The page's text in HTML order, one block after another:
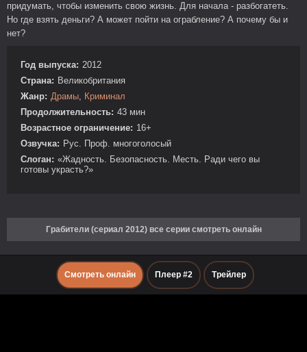
придумать, чтобы изменить свою жизнь. Для начала - разбогатеть.
Но где взять деньги? А может пойти на ограбление? А почему бы и
нет?
Год выпуска: 2012
Страна: Великобритания
Жанр: Драмы, Криминал
Продолжительность: 43 мин
Возрастное ограничение: 16+
Озвучка: Рус. Проф. многоголосый
Слоган: «Жадность. Безопасность. Месть. Ради чего вы
готовы украсть?»
Грабители (сериал 2012) все серии смотреть онлайн
Смотреть онлайн Плеер #2 Трейлер